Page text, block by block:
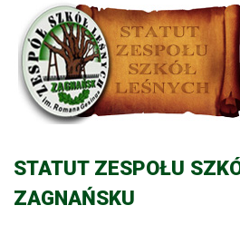
STATUT ZESPOŁU
ZAGNAŃSKU